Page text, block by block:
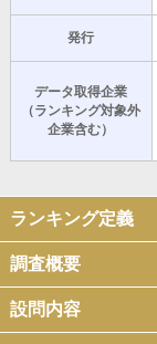
発行
データ取得企業
（ランキング対象外
企業含む）
ランキング定義
調査概要
設問内容